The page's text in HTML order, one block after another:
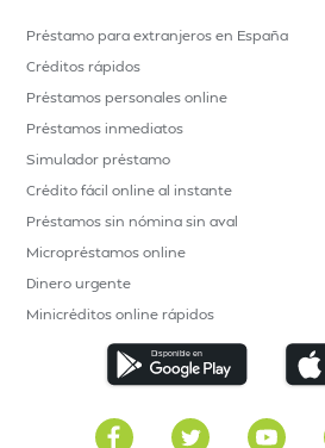
Préstamo para extranjeros en España
Créditos rápidos
Préstamos personales online
Préstamos inmediatos
Simulador préstamo
Crédito fácil online al instante
Préstamos sin nómina sin aval
Micropréstamos online
Dinero urgente
Minicréditos online rápidos